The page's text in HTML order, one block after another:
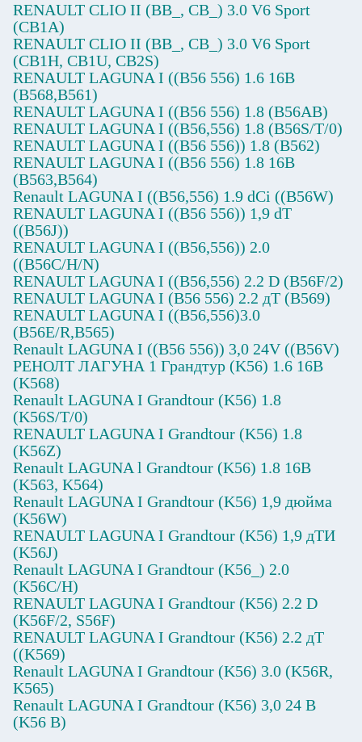
RENAULT CLIO II (BB_, CB_) 3.0 V6 Sport
(CB1A)
RENAULT CLIO II (BB_, CB_) 3.0 V6 Sport
(CB1H, CB1U, CB2S)
RENAULT LAGUNA I ((B56 556) 1.6 16В
(B568,B561)
RENAULT LAGUNA I ((B56 556) 1.8 (B56AB)
RENAULT LAGUNA I ((B56,556) 1.8 (B56S/T/0)
RENAULT LAGUNA I ((B56 556)) 1.8 (B562)
RENAULT LAGUNA I ((B56 556) 1.8 16В
(B563,B564)
Renault LAGUNA I ((B56,556) 1.9 dCi ((B56W)
RENAULT LAGUNA I ((B56 556)) 1,9 dT
((B56J))
RENAULT LAGUNA I ((B56,556)) 2.0
((B56C/H/N)
RENAULT LAGUNA I ((B56,556) 2.2 D (B56F/2)
RENAULT LAGUNA I (B56 556) 2.2 дТ (B569)
RENAULT LAGUNA I ((B56,556)3.0
(B56E/R,B565)
Renault LAGUNA I ((B56 556)) 3,0 24V ((B56V)
РЕНОЛТ ЛАГУНА 1 Грандтур (K56) 1.6 16В
(K568)
Renault LAGUNA I Grandtour (K56) 1.8
(K56S/T/0)
RENAULT LAGUNA I Grandtour (K56) 1.8
(K56Z)
Renault LAGUNA l Grandtour (K56) 1.8 16В
(K563, K564)
Renault LAGUNA I Grandtour (K56) 1,9 дюйма
(K56W)
RENAULT LAGUNA I Grandtour (K56) 1,9 дТИ
(K56J)
Renault LAGUNA I Grandtour (K56_) 2.0
(K56C/H)
RENAULT LAGUNA I Grandtour (K56) 2.2 D
(K56F/2, S56F)
RENAULT LAGUNA I Grandtour (K56) 2.2 дТ
((K569)
Renault LAGUNA I Grandtour (K56) 3.0 (K56R,
K565)
Renault LAGUNA I Grandtour (K56) 3,0 24 В
(K56 В)